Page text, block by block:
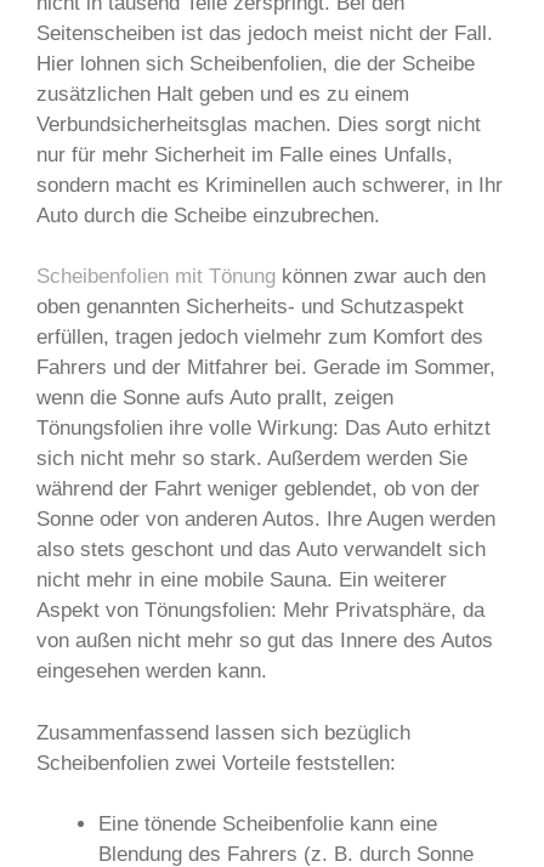
Seitenscheiben ist das jedoch meist nicht der Fall.
Hier lohnen sich Scheibenfolien, die der Scheibe
zusätzlichen Halt geben und es zu einem
Verbundsicherheitsglas machen. Dies sorgt nicht
nur für mehr Sicherheit im Falle eines Unfalls,
sondern macht es Kriminellen auch schwerer, in Ihr
Auto durch die Scheibe einzubrechen.
Scheibenfolien mit Tönung können zwar auch den
oben genannten Sicherheits- und Schutzaspekt
erfüllen, tragen jedoch vielmehr zum Komfort des
Fahrers und der Mitfahrer bei. Gerade im Sommer,
wenn die Sonne aufs Auto prallt, zeigen
Tönungsfolien ihre volle Wirkung: Das Auto erhitzt
sich nicht mehr so stark. Außerdem werden Sie
während der Fahrt weniger geblendet, ob von der
Sonne oder von anderen Autos. Ihre Augen werden
also stets geschont und das Auto verwandelt sich
nicht mehr in eine mobile Sauna. Ein weiterer
Aspekt von Tönungsfolien: Mehr Privatsphäre, da
von außen nicht mehr so gut das Innere des Autos
eingesehen werden kann.
Zusammenfassend lassen sich bezüglich
Scheibenfolien zwei Vorteile feststellen:
Eine tönende Scheibenfolie kann eine
Blendung des Fahrers (z. B. durch Sonne